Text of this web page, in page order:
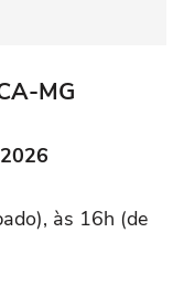
MG
às 16h (de